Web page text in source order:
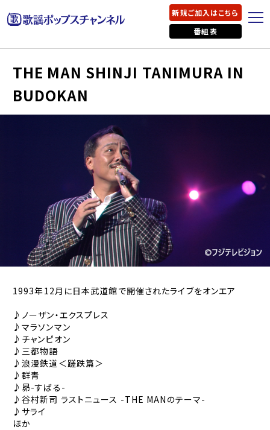
新規ご加入はこちら
番組表
THE MAN SHINJI TANIMURA IN
BUDOKAN
1993年12月に日本武道館で開催されたライブをオンエア
♪ノーザン・エクスプレス
♪マラソンマン
♪チャンピオン
♪三都物語
♪浪漫鉄道＜蹉跌篇＞
♪群青
♪昴-すばる-
♪谷村新司 ラストニュース -THE MANのテーマ-
♪サライ
ほか